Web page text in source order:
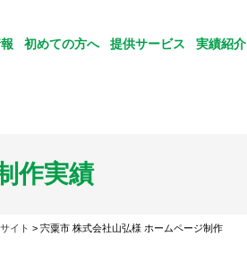
初めての方へ 提供サービス 実績紹介
作実績
イト > 宍粟市 株式会社山弘様 ホームページ制作